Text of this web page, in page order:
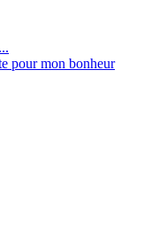
pour mon bonheur